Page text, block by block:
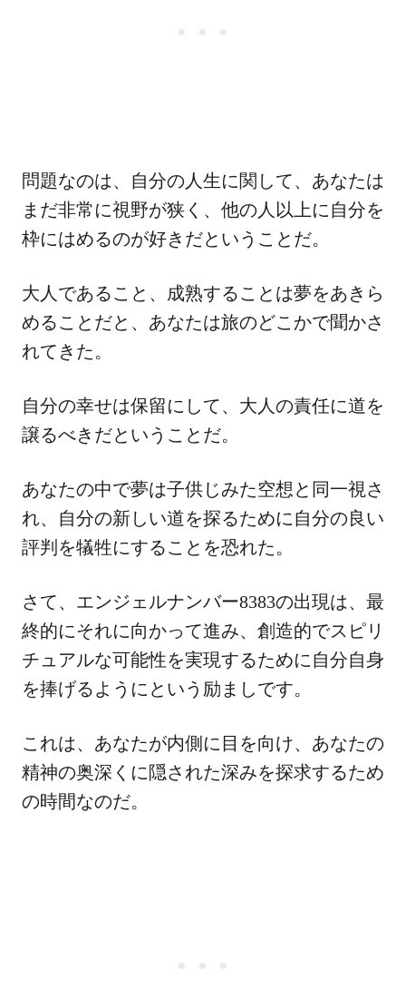
問題なのは、自分の人生に関して、あなたは
まだ非常に視野が狭く、他の人以上に自分を
枠にはめるのが好きだということだ。
大人であること、成熟することは夢をあきら
めることだと、あなたは旅のどこかで聞かさ
れてきた。
自分の幸せは保留にして、大人の責任に道を
譲るべきだということだ。
あなたの中で夢は子供じみた空想と同一視さ
れ、自分の新しい道を探るために自分の良い
評判を犠牲にすることを恐れた。
さて、エンジェルナンバー8383の出現は、最
終的にそれに向かって進み、創造的でスピリ
チュアルな可能性を実現するために自分自身
を捧げるようにという励ましです。
これは、あなたが内側に目を向け、あなたの
精神の奥深くに隠された深みを探求するため
の時間なのだ。